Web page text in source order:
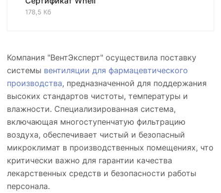
178,5 Кб
Компания "ВентЭксперт" осуществила поставку
системы вентиляции для фармацевтического
производства, предназначенной для поддержания
высоких стандартов чистоты, температуры и
влажности. Специализированная система,
включающая многоступенчатую фильтрацию
воздуха, обеспечивает чистый и безопасный
микроклимат в производственных помещениях, что
критически важно для гарантии качества
лекарственных средств и безопасности работы
персонала.